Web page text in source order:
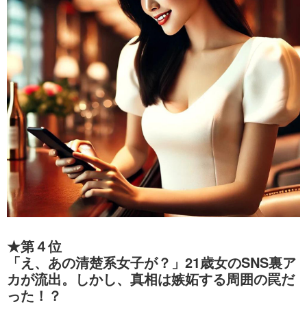
★第４位
「え、あの清楚系女子が？」21歳女のSNS裏ア
カが流出。しかし、真相は嫉妬する周囲の罠だ
った！？